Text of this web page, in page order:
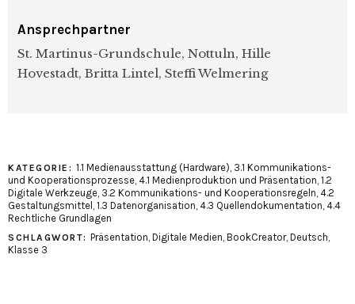
Ansprechpartner
St. Martinus-Grundschule, Nottuln, Hille
Hovestadt, Britta Lintel, Steffi Welmering
KATEGORIE: 1.1 Medienausstattung (Hardware), 3.1 Kommunikations-
und Kooperationsprozesse, 4.1 Medienproduktion und Präsentation, 1.2
Digitale Werkzeuge, 3.2 Kommunikations- und Kooperationsregeln, 4.2
Gestaltungsmittel , 1.3 Datenorganisation, 4.3 Quellendokumentation, 4.4
Rechtliche Grundlagen
SCHLAGWORT: Präsentation, Digitale Medien, BookCreator, Deutsch,
Klasse 3